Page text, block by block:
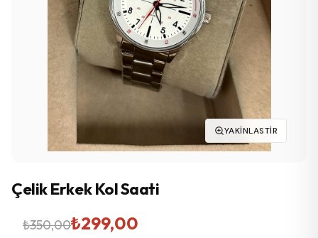
YAKINLASTIR
Çelik Erkek Kol Saati
₺350,00
Orijinal
₺299,00
Şu